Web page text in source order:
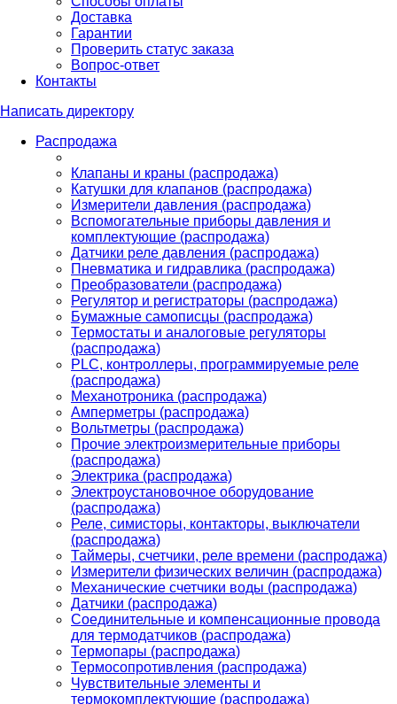
Доставка
Гарантии
Проверить статус заказа
Вопрос-ответ
Контакты
Написать директору
Распродажа
Клапаны и краны (распродажа)
Катушки для клапанов (распродажа)
Измерители давления (распродажа)
Вспомогательные приборы давления и
комплектующие (распродажа)
Датчики реле давления (распродажа)
Пневматика и гидравлика (распродажа)
Преобразователи (распродажа)
Регулятор и регистраторы (распродажа)
Бумажные самописцы (распродажа)
Термостаты и аналоговые регуляторы
(распродажа)
PLС, контроллеры, программируемые реле
(распродажа)
Механотроника (распродажа)
Амперметры (распродажа)
Вольтметры (распродажа)
Прочие электроизмерительные приборы
(распродажа)
Электрика (распродажа)
Электроустановочное оборудование
(распродажа)
Реле, симисторы, контакторы, выключатели
(распродажа)
Таймеры, счетчики, реле времени (распродажа)
Измерители физических величин (распродажа)
Механические счетчики воды (распродажа)
Датчики (распродажа)
Соединительные и компенсационные провода
для термодатчиков (распродажа)
Термопары (распродажа)
Термосопротивления (распродажа)
Чувствительные элементы и
термокомплектующие (распродажа)